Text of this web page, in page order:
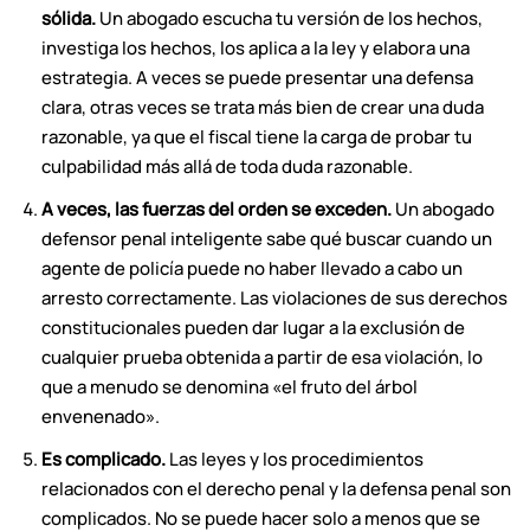
sólida.Un abogado escucha tu versión de los hechos,
investiga los hechos, los aplica a la ley y elabora una
estrategia. A veces se puede presentar una defensa
clara, otras veces se trata más bien de crear una duda
razonable, ya que el fiscal tiene la carga de probar tu
culpabilidad más allá de toda duda razonable.
A veces, las fuerzas del orden se exceden.Un abogado
defensor penal inteligente sabe qué buscar cuando un
agente de policía puede no haber llevado a cabo un
arresto correctamente. Las violaciones de sus derechos
constitucionales pueden dar lugar a la exclusión de
cualquier prueba obtenida a partir de esa violación, lo
que a menudo se denomina «el fruto del árbol
envenenado».
Es complicado.Las leyes y los procedimientos
relacionados con el derecho penal y la defensa penal son
complicados. No se puede hacer solo a menos que se